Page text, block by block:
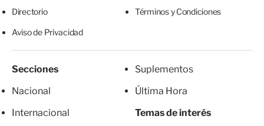
Directorio Términos y Condiciones
Aviso de Privacidad
Secciones
Nacional
Internacional
Suplementos
Última Hora
Temas de interés